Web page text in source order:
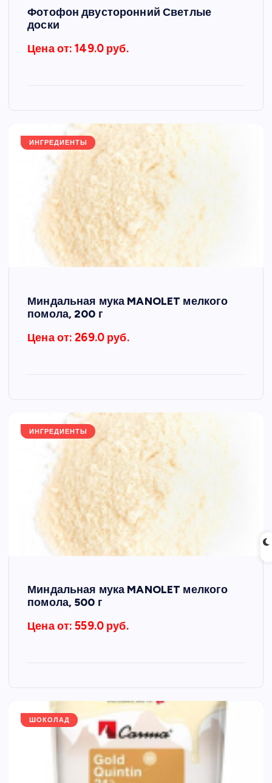
Фотофон двусторонний Светлые
доски
Цена от: 149.0 руб.
ИНГРЕДИЕНТЫ
Миндальная мука MANOLET мелкого
помола, 200 г
Цена от: 269.0 руб.
ИНГРЕДИЕНТЫ
Миндальная мука MANOLET мелкого
помола, 500 г
Цена от: 559.0 руб.
ШОКОЛАД